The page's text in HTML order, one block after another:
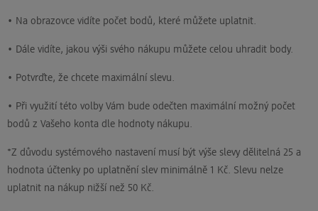
• Na obrazovce vidíte počet bodů, které můžete uplatnit.
• Dále vidíte, jakou výši svého nákupu můžete celou uhradit body.
• Potvrďte, že chcete maximální slevu.
• Při využití této volby Vám bude odečten maximální možný počet
bodů z Vašeho konta dle hodnoty nákupu.
*Z důvodu systémového nastavení musí být výše slevy dělitelná 25 a
hodnota účtenky po uplatnění slev minimálně 1 Kč. Slevu nelze
uplatnit na nákup nižší než 50 Kč.